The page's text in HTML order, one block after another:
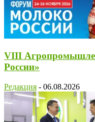
VIII
России»
Редакция - 06.08.2026